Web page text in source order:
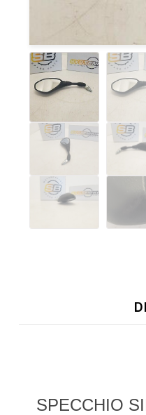
SPECCHIO